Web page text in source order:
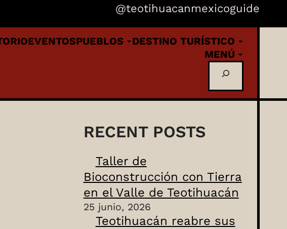
@teotihuacanmexicoguide
EVENTOSPUEBLOS
DESTINO TURÍSTICO
MENÚ
Buscar
RECENT POSTS
Taller de
Bioconstrucción con Tierra
en el Valle de Teotihuacán
25 junio, 2026
Teotihuacán reabre sus